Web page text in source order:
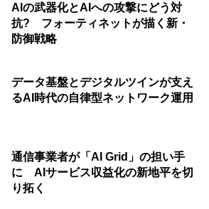
AIの武器化とAIへの攻撃にどう対
抗? フォーティネットが描く新・
防御戦略
データ基盤とデジタルツインが支え
るAI時代の自律型ネットワーク運用
通信事業者が「AI Grid」の担い手
に AIサービス収益化の新地平を切
り拓く